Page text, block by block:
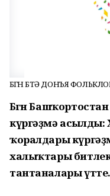
БӨГӨН БӨТӘ ДОНЪЯ
Бөгөн
күргәҙмә
ҡоралдары
халыҡтары
тантаналары үтте.